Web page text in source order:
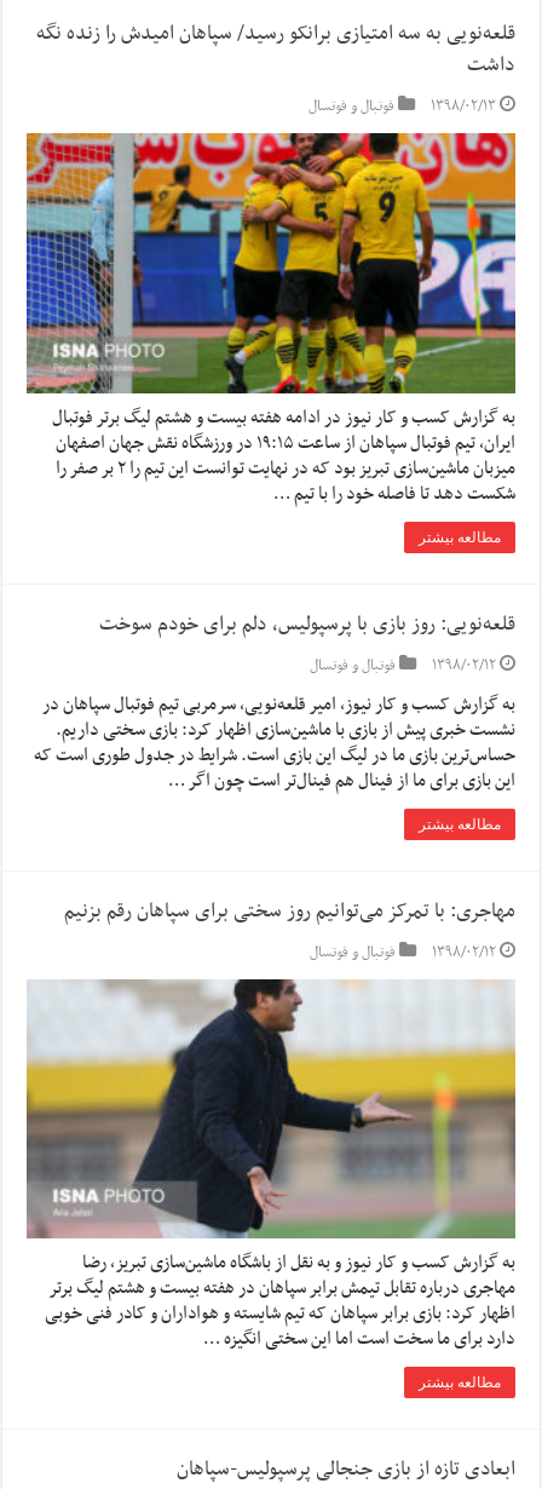
قلعه‌نویی به سه امتیازی برانکو رسید/ سپاهان امیدش را زنده نگه
داشت
۱۳۹۸/۰۲/۱۳ فوتبال و فوتسال
به گزارش کسب و کار نیوز در ادامه هفته بیست و هشتم لیگ برتر فوتبال
ایران، تیم فوتبال سپاهان از ساعت ۱۹:۱۵ در ورزشگاه نقش جهان اصفهان
میزبان ماشین‌سازی تبریز بود که در نهایت توانست این تیم را ۲ بر صفر را
شکست دهد تا فاصله خود را با تیم …
مطالعه بیشتر
قلعه‌نویی: روز بازی با پرسپولیس، دلم برای خودم سوخت
۱۳۹۸/۰۲/۱۲ فوتبال و فوتسال
به گزارش کسب و کار نیوز، امیر قلعه‌نویی، سرمربی تیم فوتبال سپاهان در
نشست خبری پیش از بازی با ماشین‌سازی اظهار کرد: بازی سختی داریم.
حساس‌ترین بازی ما در لیگ این بازی است. شرایط در جدول طوری است که
این بازی برای ما از فینال هم فینال‌تر است چون اگر …
مطالعه بیشتر
مهاجری:‌ با تمرکز می‌توانیم روز سختی برای سپاهان رقم بزنیم
۱۳۹۸/۰۲/۱۲ فوتبال و فوتسال
به گزارش کسب و کار نیوز و به نقل از باشگاه ماشین‌سازی تبریز، رضا
مهاجری درباره تقابل تیمش برابر سپاهان در هفته بیست و هشتم لیگ برتر
اظهار کرد: بازی برابر سپاهان که تیم شایسته و هواداران و کادر فنی خوبی
دارد برای ما سخت است اما این سختی انگیزه …
مطالعه بیشتر
ابعادی تازه از بازی جنجالی پرسپولیس-سپاهان